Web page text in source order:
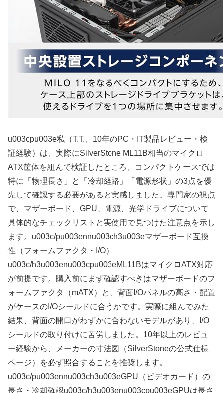
u003cpu003e私（T.T.、10年のPC・IT製品レビュー・検
証経験）は、実際にSilverStone ML11B相当のマイクロ
ATX筐体を組んで検証したところ、コンパクトケースでは
特に「物理長さ」と「冷却経路」「電源形状」の3点を優
先して確認する必要があると実感しました。専門家の視点
で、マザーボード、GPU、電源、光学ドライブについて
具体的なチェックリストと実使用で見つけた注意点を示し
ます。u003c/pu003ennu003ch3u003eマザーボード互換
性（フォームファクタ・I/O）
u003c/h3u003enu003cpu003eML11BはマイクロATX対応
が前提です。購入前にまず確認すべきはマザーボードのフ
ォームファクタ（mATX）と、背面I/Oパネルの高さ・配置
がケースのI/Oシールドに合うかです。実際に組んでみた
結果、背面の開口がわずかに合わないモデルがあり、I/O
シールドの取り付けに苦労しました。10年以上のレビュ
ー経験から、メーカーの寸法図（SilverStoneの公式仕様
ページ）を必ず照合することを推奨します。
u003c/pu003ennu003ch3u003eGPU（ビデオカード）の
長さ・冷却確認u003c/h3u003enu003cpu003eGPUは長さ